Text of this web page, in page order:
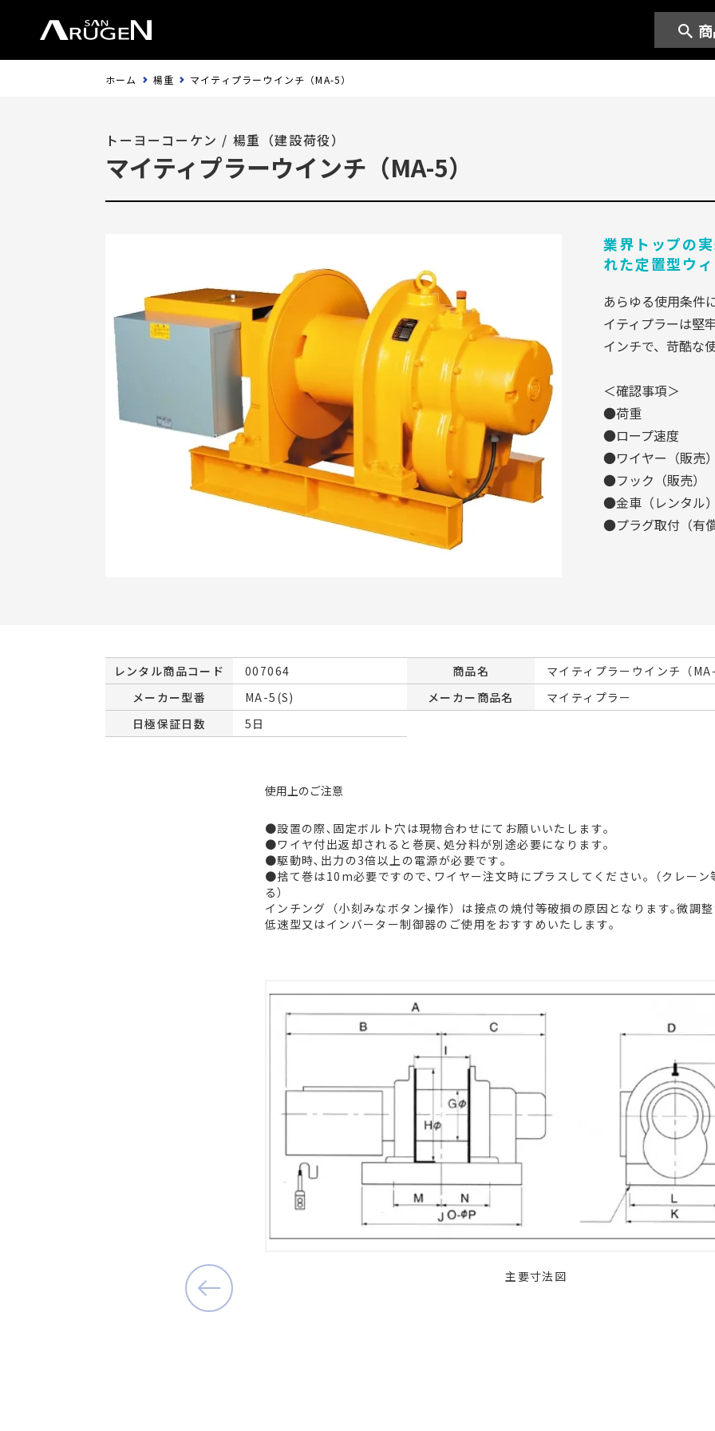
ホーム 楊重 マイティプラーウインチ（MA-5）
トーヨーコーケン / 楊重（建設荷役）
マイティプラーウインチ（MA-5）
業界トップの
れた定置型ウ
あらゆる使用条件
イティプラーは堅
インチで、苛酷な
＜確認事項＞
●荷重
●ロープ速度
●ワイヤー（販売）
●フック（販売）
●金車（レンタル）
●プラグ取付（有償
レンタル商品コード 007064 商品名
マイティプラーウインチ（MA-
メーカー型番
MA-5(S) メーカー商品名
マイティプラー
日極保証日数
5日
使用上のご注意
●設置の際､固定ボルト穴は現物合わせにてお願いいたします｡
●ワイヤ付出返却されると巻戻､処分料が別途必要になります｡
●駆動時､出力の3倍以上の電源が必要です｡
●捨て巻は10m必要ですので､ワイヤー注文時にプラスしてください｡（クレーン
る）
インチング（小刻みなボタン操作）は接点の焼付等破損の原因となります｡微調
低速型又はインバーター制御器のご使用をおすすめいたします｡
主要寸法図